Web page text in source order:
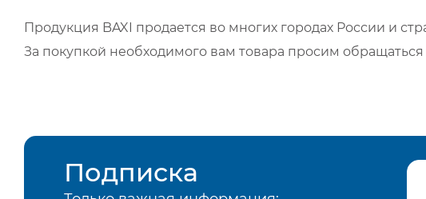
Продукция BAXI продается во многих городах России и
За покупкой необходимого вам товара просим
Подписка